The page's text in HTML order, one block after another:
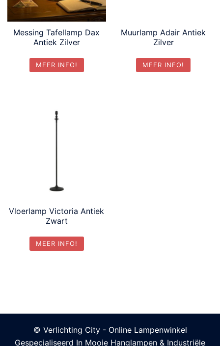
Messing Tafellamp Dax
Antiek Zilver
MEER INFO!
Muurlamp Adair Antiek
Zilver
MEER INFO!
Vloerlamp Victoria Antiek
Zwart
MEER INFO!
© Verlichting City - Online Lampenwinkel
Gespecialiseerd In Mooie Hanglampen & Industriële